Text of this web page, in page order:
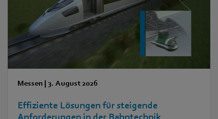
Messen | 3. August 2026
Effiziente Lösungen für steigende